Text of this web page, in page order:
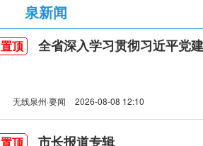
泉新闻
置顶 全省深入学习贯彻习近平党建思想赓
无线泉州·要闻 2026-08-08 12:10
置顶 市长报道专辑